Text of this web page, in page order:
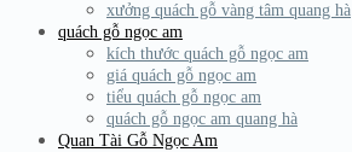
xưởng quách gỗ vàng tâm quang hà
quách gỗ ngọc am
kích thước quách gỗ ngọc am
giá quách gỗ ngọc am
tiểu quách gỗ ngọc am
quách gỗ ngọc am quang hà
Quan Tài Gỗ Ngọc Am